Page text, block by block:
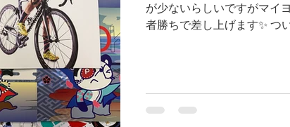
が少ないらしいですがマイ
者勝ちで差し上げます✨ つ